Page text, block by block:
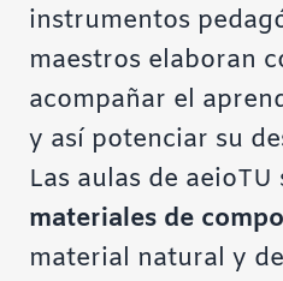
instrumentos
maestros elaboran
acompañar el
y así potenciar su
Las aulas de aeioTU
materiales de
material natural y